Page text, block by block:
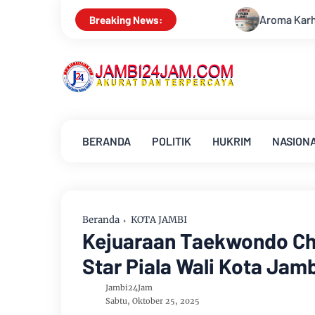
Breaking News:
Aroma Karhutla Mulai Tercium di Kota
BERANDA POLITIK HUKRIM
Beranda KOTA JAMBI
Kejuaraan Taekwondo
Star Piala Wali Kota
Jambi24Jam
Sabtu, Oktober 25, 2025